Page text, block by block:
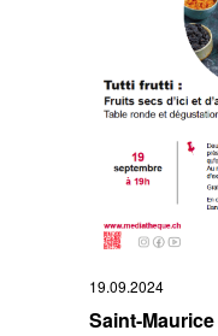
19.09.2024
Saint-